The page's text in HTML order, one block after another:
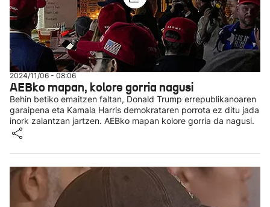
2024/11/06 - 08:06
AEBko mapan, kolore gorria nagusi
Behin betiko emaitzen faltan, Donald Trump errepublikanoaren
garaipena eta Kamala Harris demokrataren porrota ez ditu jada
inork zalantzan jartzen. AEBko mapan kolore gorria da nagusi.